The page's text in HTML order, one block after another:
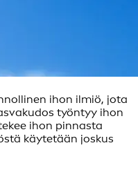
ihon ilmiö, jota
työntyy ihon
ihon pinnasta
käytetään joskus